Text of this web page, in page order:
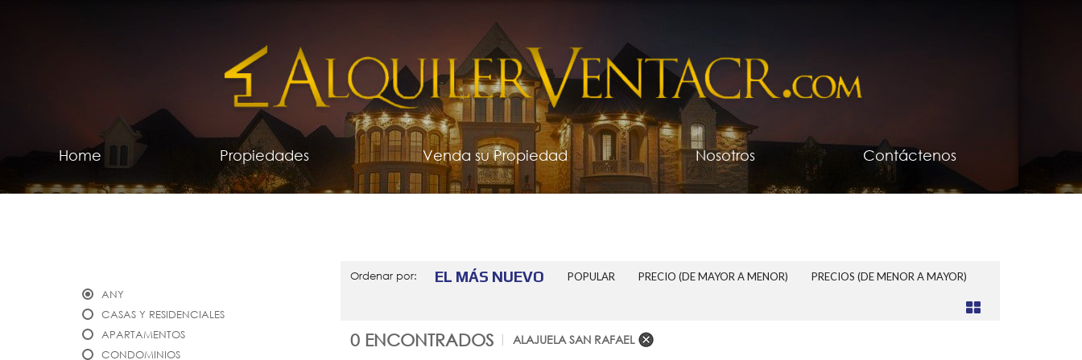
Home Propiedades Venda su Propiedad Nosotros Contáctenos
ANY
CASAS Y RESIDENCIALES
APARTAMENTOS
CONDOMINIOS
Ordenar por: EL MÁS NUEVO POPULAR PRECIO (DE MAYOR A MENOR) PRECIOS (DE MENOR A MAYOR)
0 ENCONTRADOS ALAJUELA SAN RAFAEL